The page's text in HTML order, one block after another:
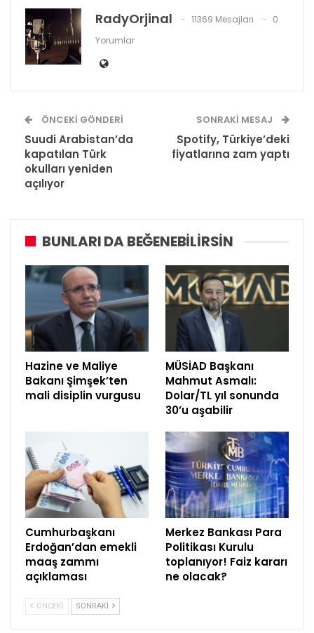
RadyOrjinal 11369 Mesajları
0
Yorumlar
ÖNCEKI GÖNDERI
Suudi Arabistan’da
kapatılan Türk
okulları yeniden
açılıyor
SONRAKI MESAJ
Spotify, Türkiye’deki
fiyatlarına zam yaptı
BUNLARI DA BEĞENEBILIRSIN
Hazine ve Maliye
Bakanı Şimşek’ten
mali disiplin vurgusu
MÜSİAD Başkanı
Mahmut Asmalı:
Dolar/TL yıl sonunda
30’u aşabilir
Cumhurbaşkanı
Erdoğan’dan emekli
maaş zammı
açıklaması
Merkez Bankası Para
Politikası Kurulu
toplanıyor! Faiz kararı
ne olacak?
ÖNCEKI SONRAKI